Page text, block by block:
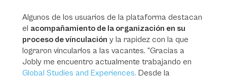
Algunos de los usuarios de la plataforma destacan
el acompañamiento de la organización en su
proceso de vínculación y la rapidez con la que
lograron vincularlos a las vacantes. "Gracias a
Jobly me encuentro actualmente trabajando en
Global Studies and Experiences. Desde la